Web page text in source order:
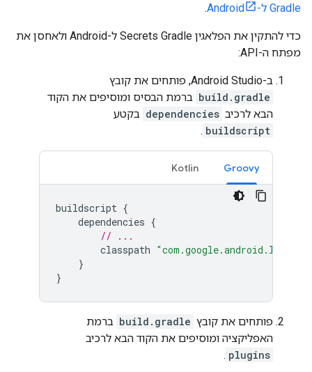
Gradle ל-Android
.
כדי להתקין את הפלאגין Secrets Gradle ל-Android ולאחסן את
מפתח ה-API:
ב-Android Studio, פותחים את קובץ
build.gradle ברמת הבסיס ומוסיפים את הקוד
הבא לרכיב dependencies בקטע
buildscript
.
Groovy
Kotlin
buildscript {
dependencies {
// ...
classpath
}
}
פותחים את קובץ build.gradle ברמת
האפליקציה ומוסיפים את הקוד הבא לרכיב
plugins
.